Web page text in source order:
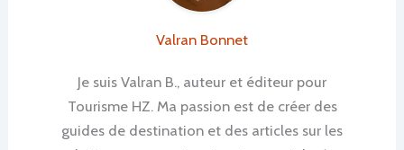
Valran Bonnet
Je suis Valran B., auteur et éditeur pour
Tourisme HZ. Ma passion est de créer des
guides de destination et des articles sur les